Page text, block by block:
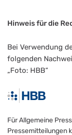
Hinweis für die
Bei Verwendung
folgenden
„Foto: HBB“
Für Allgemeine
Pressemitteilungen